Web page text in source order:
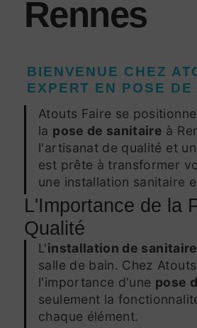
Rennes
BIENVENUE CHEZ
EXPERT EN POSE DE
Atouts Faire se
la pose de sanitaire à
l'artisanat de qualité et
est prête à transformer
une installation sanitaire
L'Importance de la
Qualité
L'installation de
salle de bain. Chez
l'importance d'une pose
seulement la
chaque élément.